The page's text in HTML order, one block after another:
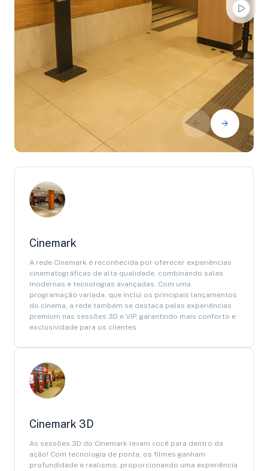
Cinemark
A rede Cinemark é reconhecida por oferecer experiências
cinematográficas de alta qualidade, combinando salas
modernas e tecnologias avançadas. Com uma
programação variada, que inclui os principais lançamentos
do cinema, a rede também se destaca pelas experiências
premium nas sessões 3D e VIP, garantindo mais conforto e
exclusividade para os clientes.
Cinemark 3D
As sessões 3D do Cinemark levam você para dentro da
ação! Com tecnologia de ponta, os filmes ganham
profundidade e realismo, proporcionando uma experiência